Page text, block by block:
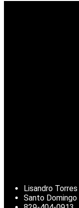
Lisandro Torres
Santo Domingo